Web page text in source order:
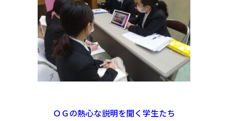
ＯＧの熱心な説明を聞く学生たち